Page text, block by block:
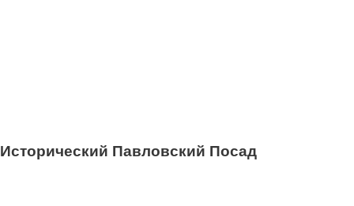
Исторический Павловский Посад